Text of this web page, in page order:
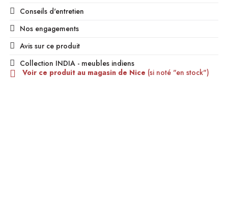
Conseils d'entretien
Nos engagements
Avis sur ce produit
Collection INDIA - meubles indiens
Voir ce produit au magasin de Nice (si noté "en stock")